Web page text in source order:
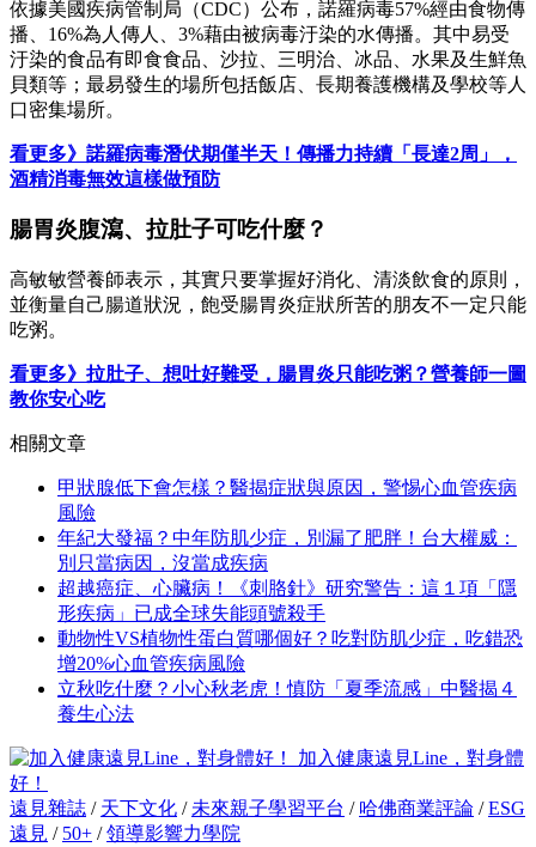
依據美國疾病管制局（CDC）公布，諾羅病毒57%經由食物傳
播、16%為人傳人、3%藉由被病毒汙染的水傳播。其中易受
汙染的食品有即食食品、沙拉、三明治、冰品、水果及生鮮魚
貝類等；最易發生的場所包括飯店、長期養護機構及學校等人
口密集場所。
看更多》諾羅病毒潛伏期僅半天！傳播力持續「長達2周」，
酒精消毒無效這樣做預防
腸胃炎腹瀉、拉肚子可吃什麼？
高敏敏營養師表示，其實只要掌握好消化、清淡飲食的原則，
並衡量自己腸道狀況，飽受腸胃炎症狀所苦的朋友不一定只能
吃粥。
看更多》拉肚子、想吐好難受，腸胃炎只能吃粥？營養師一圖
教你安心吃
相關文章
甲狀腺低下會怎樣？醫揭症狀與原因，警惕心血管疾病
風險
年紀大發福？中年防肌少症，別漏了肥胖！台大權威：
別只當病因，沒當成疾病
超越癌症、心臟病！《刺胳針》研究警告：這１項「隱
形疾病」已成全球失能頭號殺手
動物性VS植物性蛋白質哪個好？吃對防肌少症，吃錯恐
增20%心血管疾病風險
立秋吃什麼？小心秋老虎！慎防「夏季流感」中醫揭４
養生心法
加入健康遠見Line，對身體
好！
遠見雜誌 / 天下文化 / 未來親子學習平台 / 哈佛商業評論 /ESG
遠見 / 50+ /領導影響力學院